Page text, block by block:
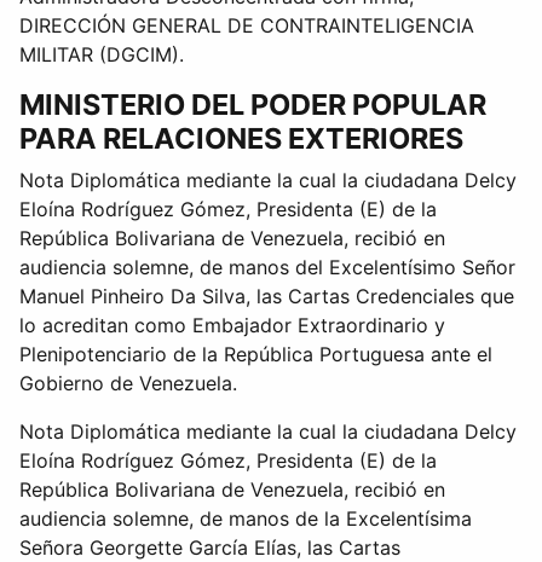
DIRECCIÓN GENERAL DE CONTRAINTELIGENCIA
MILITAR (DGCIM).
MINISTERIO DEL PODER POPULAR
PARA RELACIONES EXTERIORES
Nota Diplomática mediante la cual la ciudadana Delcy
Eloína Rodríguez Gómez, Presidenta (E) de la
República Bolivariana de Venezuela, recibió en
audiencia solemne, de manos del Excelentísimo Señor
Manuel Pinheiro Da Silva, las Cartas Credenciales que
lo acreditan como Embajador Extraordinario y
Plenipotenciario de la República Portuguesa ante el
Gobierno de Venezuela.
Nota Diplomática mediante la cual la ciudadana Delcy
Eloína Rodríguez Gómez, Presidenta (E) de la
República Bolivariana de Venezuela, recibió en
audiencia solemne, de manos de la Excelentísima
Señora Georgette García Elías, las Cartas